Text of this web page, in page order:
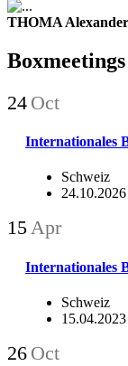
THOMA Alexander
Boxmeetings
24 Oct
Internationales
Schweiz
24.10.2026
15Apr
Internationales
Schweiz
15.04.2023
26 Oct